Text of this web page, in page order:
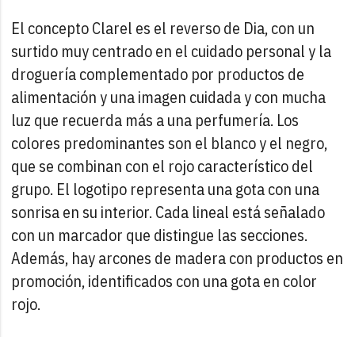
El concepto Clarel es el reverso de Dia, con un
surtido muy centrado en el cuidado personal y la
droguería complementado por productos de
alimentación y una imagen cuidada y con mucha
luz que recuerda más a una perfumería. Los
colores predominantes son el blanco y el negro,
que se combinan con el rojo característico del
grupo. El logotipo representa una gota con una
sonrisa en su interior. Cada lineal está señalado
con un marcador que distingue las secciones.
Además, hay arcones de madera con productos en
promoción, identificados con una gota en color
rojo.